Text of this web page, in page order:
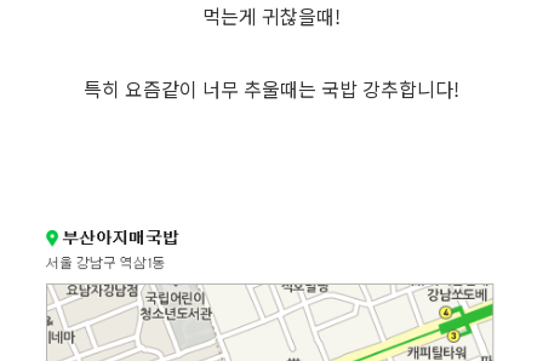
먹는게 귀찮을때!
특히 요즘같이 너무 추울때는 국밥 강추합니다!